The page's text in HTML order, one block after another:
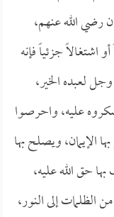
رضي الله عنهم،
اشتغالاً جزئياً فإنه
لعبده الخير،
عليه، واحرصوا
الإيمان، ويصلح بها
حق الله عليه،
إلى النور،